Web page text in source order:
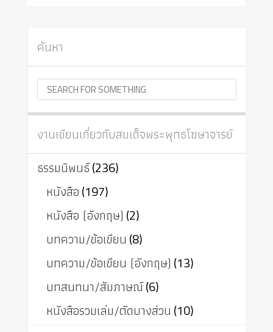
ค้นหา
งานเขียนเกี่ยวกับสมเด็จพระพุทธโฆษาจารย์
ธรรมนิพนธ์(236)
หนังสือ(197)
หนังสือ (อังกฤษ) (2)
บทความ/ข้อเขียน (8)
บทความ/ข้อเขียน (อังกฤษ) (13)
บทสนทนา/สัมภาษณ์(6)
หนังสือรวมเล่ม/ตัดบางส่วน (10)